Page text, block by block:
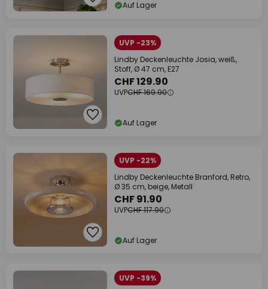
Auf Lager
UVP -23%
Lindby Deckenleuchte Josia, weiß,
Stoff, Ø 47 cm, E27
CHF 129.90
UVPCHF 169.90
Auf Lager
UVP -22%
Lindby Deckenleuchte Branford, Retro,
Ø 35 cm, beige, Metall
CHF 91.90
UVPCHF 117.90
Auf Lager
UVP -39%